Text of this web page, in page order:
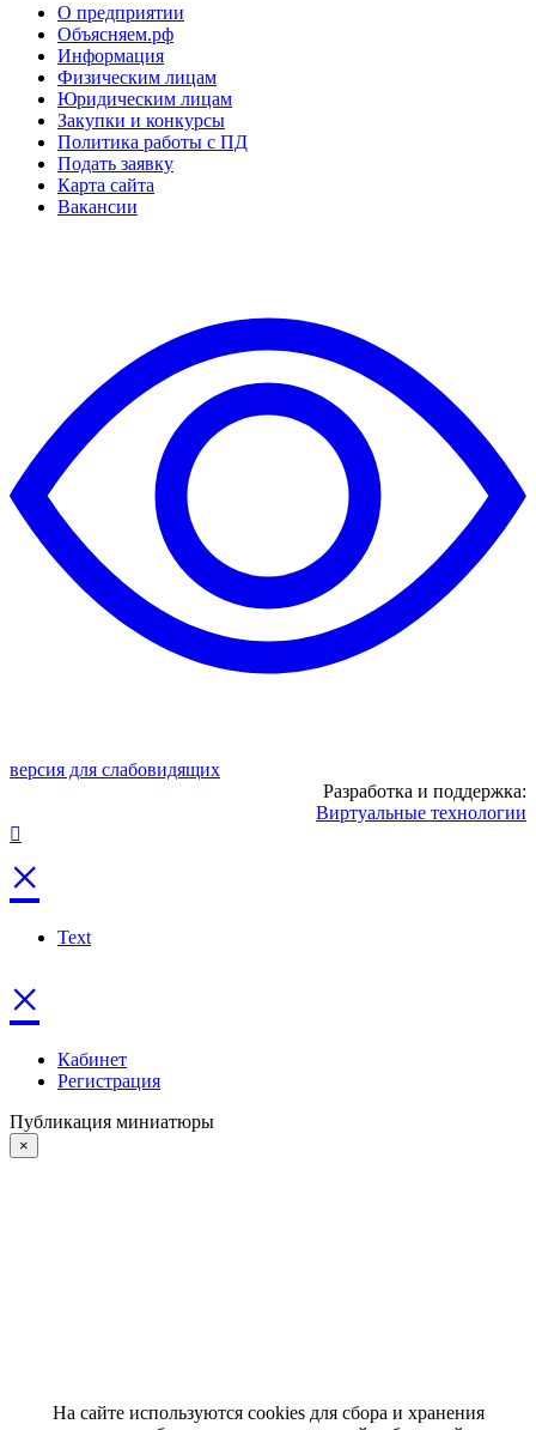
О предприятии
Объясняем.рф
Информация
Физическим лицам
Юридическим лицам
Закупки и конкурсы
Политика работы с ПД
Подать заявку
Карта сайта
Вакансии
версия для слабовидящих
Разработка и поддержка:
Виртуальные технологии
×
Text
×
Кабинет
Регистрация
Публикация миниатюры
×
На сайте используются cookies для сбора и хранения